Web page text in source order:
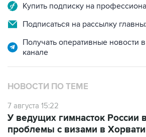
Купить подписку на
Подписаться на рассылку
Получать оперативные новости
канале
НОВОСТИ ПО ТЕМЕ
7 августа 15:22
У ведущих гимнасток России
проблемы с визами в